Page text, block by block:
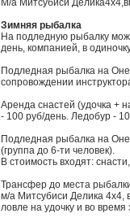
М/а Митсубиси
Зимняя рыбалка
На подледную рыбалку
день, компанией, в
Подледная рыбалка на
сопровождении
Аренда снастей (удочка +
- 100 руб/день. Ледобур -
Подледная рыбалка на
(группа до 6-ти человек).
В стоимость входят:
Трансфер до места
м/а Митсубиси Делика 4х4,
ловле на удочку и во время